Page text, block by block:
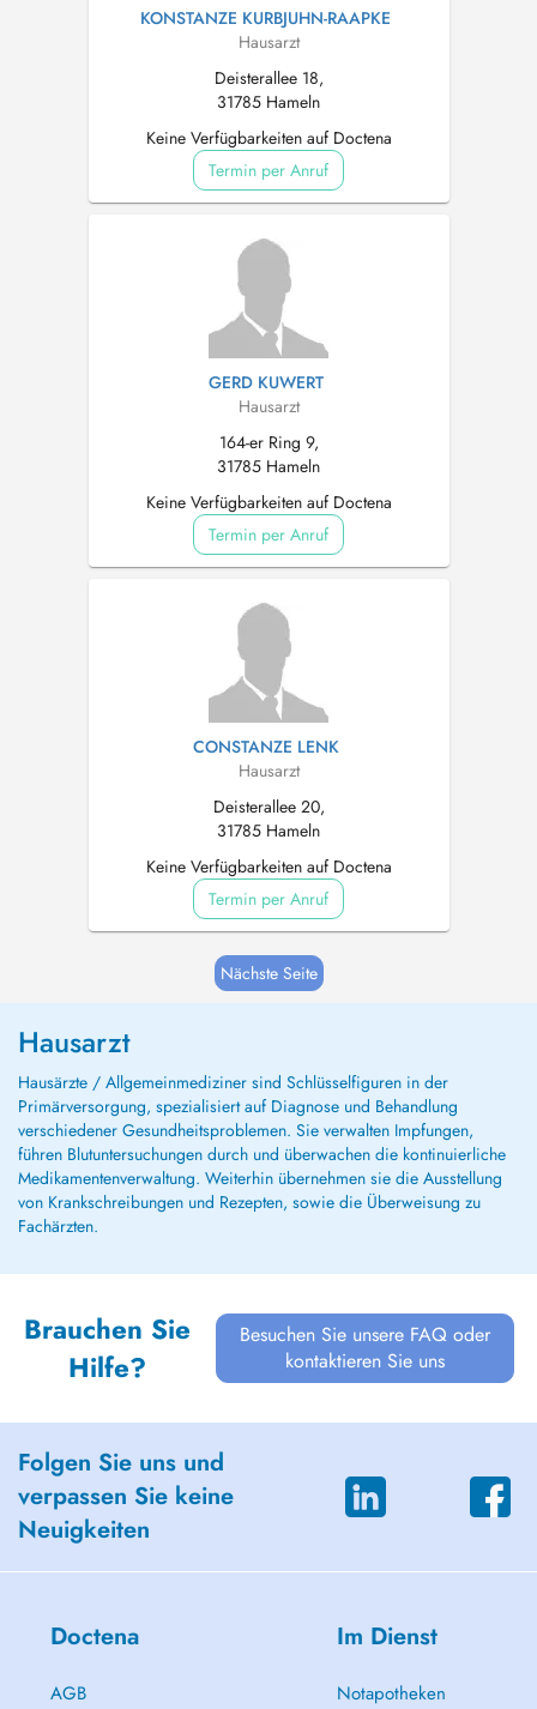
KONSTANZE KURBJUHN-RAAPKE
Hausarzt
Deisterallee 18,
31785 Hameln
Keine Verfügbarkeiten auf Doctena
Termin per Anruf
GERD KUWERT
Hausarzt
164-er Ring 9,
31785 Hameln
Keine Verfügbarkeiten auf Doctena
Termin per Anruf
CONSTANZE LENK
Hausarzt
Deisterallee 20,
31785 Hameln
Keine Verfügbarkeiten auf Doctena
Termin per Anruf
Nächste Seite
Hausarzt
Hausärzte / Allgemeinmediziner sind Schlüsselfiguren in der
Primärversorgung, spezialisiert auf Diagnose und Behandlung
verschiedener Gesundheitsproblemen. Sie verwalten Impfungen,
führen Blutuntersuchungen durch und überwachen die kontinuierliche
Medikamentenverwaltung. Weiterhin übernehmen sie die Ausstellung
von Krankschreibungen und Rezepten, sowie die Überweisung zu
Fachärzten.
Brauchen Sie
Hilfe?
Besuchen Sie unsere FAQ oder
kontaktieren Sie uns
Folgen Sie uns und
verpassen Sie keine
Neuigkeiten
Doctena
AGB
Im Dienst
Notapotheken